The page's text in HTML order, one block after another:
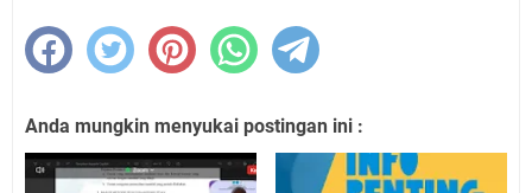
Anda mungkin menyukai postingan ini :